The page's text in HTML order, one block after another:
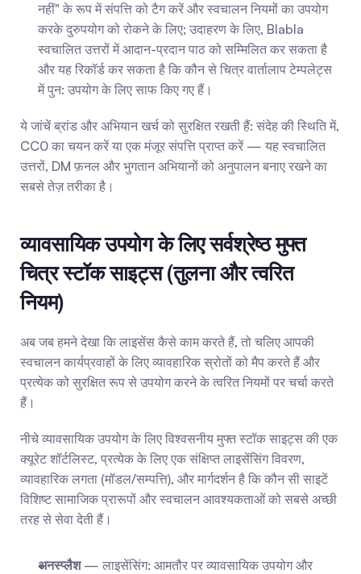
नहीं" के रूप में संपत्ति को टैग करें और स्वचालन नियमों का उपयोग
करके दुरुपयोग को रोकने के लिए; उदाहरण के लिए, Blabla
स्वचालित उत्तरों में आदान-प्रदान पाठ को सम्मिलित कर सकता है
और यह रिकॉर्ड कर सकता है कि कौन से चित्र वार्तालाप टेम्पलेट्स
में पुन: उपयोग के लिए साफ किए गए हैं।
ये जांचें ब्रांड और अभियान खर्च को सुरक्षित रखती हैं: संदेह की स्थिति में,
CC0 का चयन करें या एक मंजूर संपत्ति प्राप्त करें — यह स्वचालित
उत्तरों, DM फ़नल और भुगतान अभियानों को अनुपालन बनाए रखने का
सबसे तेज़ तरीका है।
व्यावसायिक उपयोग के लिए सर्वश्रेष्ठ मुफ्त
चित्र स्टॉक साइट्स (तुलना और त्वरित
नियम)
अब जब हमने देखा कि लाइसेंस कैसे काम करते हैं, तो चलिए आपकी
स्वचालन कार्यप्रवाहों के लिए व्यावहारिक स्रोतों को मैप करते हैं और
प्रत्येक को सुरक्षित रूप से उपयोग करने के त्वरित नियमों पर चर्चा करते
हैं।
नीचे व्यावसायिक उपयोग के लिए विश्वसनीय मुफ्त स्टॉक साइट्स की एक
क्यूरेट शॉर्टलिस्ट, प्रत्येक के लिए एक संक्षिप्त लाइसेंसिंग विवरण,
व्यावहारिक लगता (मॉडल/सम्पत्ति), और मार्गदर्शन है कि कौन सी साइटें
विशिष्ट सामाजिक प्रारूपों और स्वचालन आवश्यकताओं को सबसे अच्छी
तरह से सेवा देती हैं।
अनस्प्लैश — लाइसेंसिंग: आमतौर पर व्यावसायिक उपयोग और